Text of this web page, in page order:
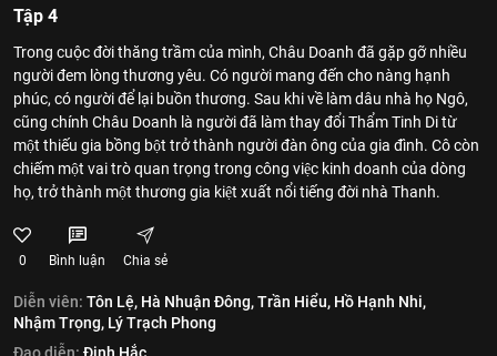
Tập 4
Trong cuộc đời thăng trầm của mình, Châu Doanh đã gặp gỡ nhiều
người đem lòng thương yêu. Có người mang đến cho nàng hạnh
phúc, có người để lại buồn thương. Sau khi về làm dâu nhà họ Ngô,
cũng chính Châu Doanh là người đã làm thay đổi Thẩm Tinh Di từ
một thiếu gia bồng bột trở thành người đàn ông của gia đình. Cô còn
chiếm một vai trò quan trọng trong công việc kinh doanh của dòng
họ, trở thành một thương gia kiệt xuất nổi tiếng đời nhà Thanh.
0 Bình luận Chia sẻ
Diễn viên: Tôn Lệ, Hà Nhuận Đông,Trần Hiểu, Hồ Hạnh Nhi,
Nhậm Trọng, Lý Trạch Phong